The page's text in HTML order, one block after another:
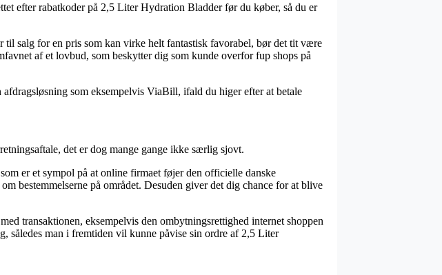
efter rabatkoder på 2,5 Liter Hydration Bladder før du køber, så du er
til salg for en pris som kan virke helt fantastisk favorabel, bør det tit være
af et lovbud, som beskytter dig som kunde overfor fup shops på
som eksempelvis ViaBill, ifald du higer efter at betale
det er dog mange gange ikke særlig sjovt.
er et sympol på at online firmaet føjer den officielle danske
bestemmelserne på området. Desuden giver det dig chance for at blive
transaktionen, eksempelvis den ombytningsrettighed internet shoppen
således man i fremtiden vil kunne påvise sin ordre af 2,5 Liter